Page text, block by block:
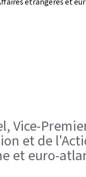
Vice-
et de
et euro-